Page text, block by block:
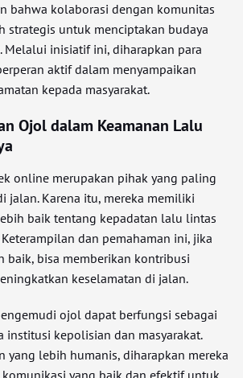
bahwa kolaborasi dengan komunitas
strategis untuk menciptakan budaya
inisiatif ini, diharapkan para
aktif dalam menyampaikan
kepada masyarakat.
Ojol dalam Keamanan Lalu
online merupakan pihak yang paling
jalan. Karena itu, mereka memiliki
baik tentang kepadatan lalu lintas
dan pemahaman ini, jika
baik, bisa memberikan kontribusi
keselamatan di jalan.
ojol dapat berfungsi sebagai
institusi kepolisian dan masyarakat.
yang lebih humanis, diharapkan mereka
yang baik dan efektif untuk